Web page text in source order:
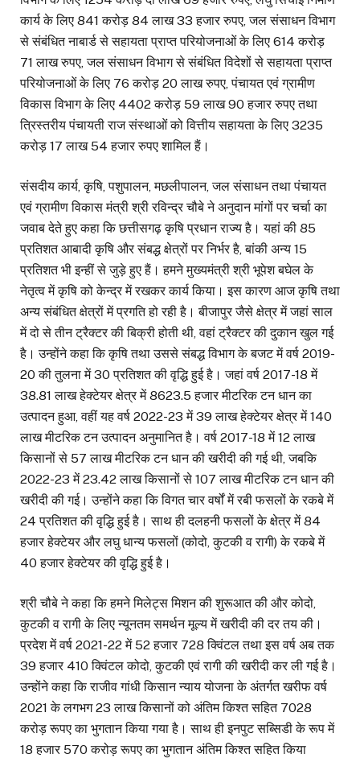
कार्य के लिए 841 करोड़ 84 लाख 33 हजार रुपए, जल संसाधन विभाग
से संबंधित नाबार्ड से सहायता प्राप्त परियोजनाओं के लिए 614 करोड़
71 लाख रुपए, जल संसाधन विभाग से संबंधित विदेशों से सहायता प्राप्त
परियोजनाओं के लिए 76 करोड़ 20 लाख रुपए, पंचायत एवं ग्रामीण
विकास विभाग के लिए 4402 करोड़ 59 लाख 90 हजार रुपए तथा
त्रिस्तरीय पंचायती राज संस्थाओं को वित्तीय सहायता के लिए 3235
करोड़ 17 लाख 54 हजार रुपए शामिल हैं।
संसदीय कार्य, कृषि, पशुपालन, मछलीपालन, जल संसाधन तथा पंचायत
एवं ग्रामीण विकास मंत्री श्री रविन्द्र चौबे ने अनुदान मांगों पर चर्चा का
जवाब देते हुए कहा कि छत्तीसगढ़ कृषि प्रधान राज्य है। यहां की 85
प्रतिशत आबादी कृषि और संबद्ध क्षेत्रों पर निर्भर है, बांकी अन्य 15
प्रतिशत भी इन्हीं से जुड़े हुए हैं। हमने मुख्यमंत्री श्री भूपेश बघेल के
नेतृत्व में कृषि को केन्द्र में रखकर कार्य किया। इस कारण आज कृषि तथा
अन्य संबंधित क्षेत्रों में प्रगति हो रही है। बीजापुर जैसे क्षेत्र में जहां साल
में दो से तीन ट्रैक्टर की बिक्री होती थी, वहां ट्रैक्टर की दुकान खुल गई
है। उन्होंने कहा कि कृषि तथा उससे संबद्ध विभाग के बजट में वर्ष 2019-
20 की तुलना में 30 प्रतिशत की वृद्धि हुई है। जहां वर्ष 2017-18 में
38.81 लाख हेक्टेयर क्षेत्र में 8623.5 हजार मीटरिक टन धान का
उत्पादन हुआ, वहीं यह वर्ष 2022-23 में 39 लाख हेक्टेयर क्षेत्र में 140
लाख मीटरिक टन उत्पादन अनुमानित है। वर्ष 2017-18 में 12 लाख
किसानों से 57 लाख मीटरिक टन धान की खरीदी की गई थी, जबकि
2022-23 में 23.42 लाख किसानों से 107 लाख मीटरिक टन धान की
खरीदी की गई। उन्होंने कहा कि विगत चार वर्षों में रबी फसलों के रकबे में
24 प्रतिशत की वृद्धि हुई है। साथ ही दलहनी फसलों के क्षेत्र में 84
हजार हेक्टेयर और लघु धान्य फसलों (कोदो, कुटकी व रागी) के रकबे में
40 हजार हेक्टेयर की वृद्धि हुई है।
श्री चौबे ने कहा कि हमने मिलेट्स मिशन की शुरूआत की और कोदो,
कुटकी व रागी के लिए न्यूनतम समर्थन मूल्य में खरीदी की दर तय की।
प्रदेश में वर्ष 2021-22 में 52 हजार 728 क्विंटल तथा इस वर्ष अब तक
39 हजार 410 क्विंटल कोदो, कुटकी एवं रागी की खरीदी कर ली गई है।
उन्होंने कहा कि राजीव गांधी किसान न्याय योजना के अंतर्गत खरीफ वर्ष
2021 के लगभग 23 लाख किसानों को अंतिम किश्त सहित 7028
करोड़ रूपए का भुगतान किया गया है। साथ ही इनपुट सब्सिडी के रूप में
18 हजार 570 करोड़ रूपए का भुगतान अंतिम किश्त सहित किया